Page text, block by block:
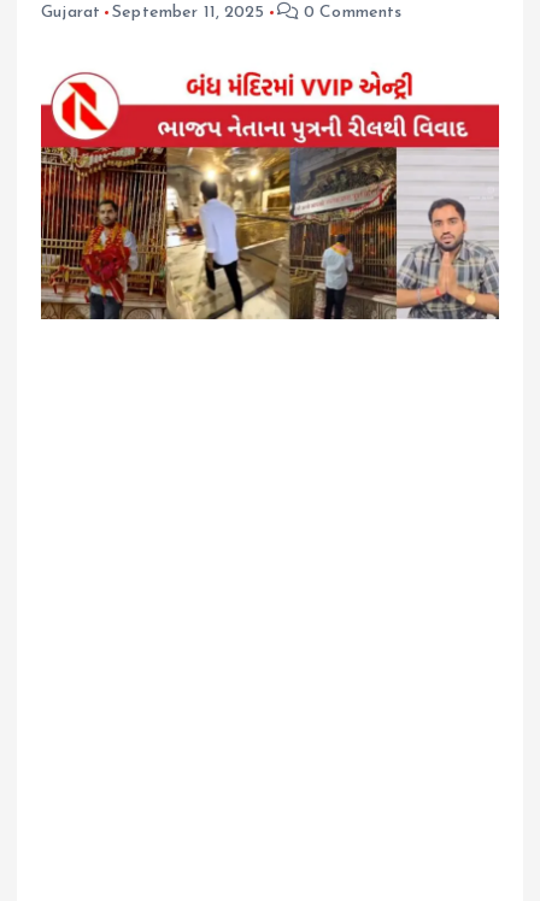
Gujarat September 11, 2025 0 Comments